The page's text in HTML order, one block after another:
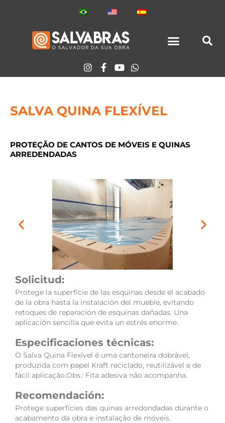
SALVA QUINA FLEXÍVEL
PROTEÇÃO DE CANTOS DE MÓVEIS E QUINAS
ARREDENDADAS
Solicitud:
Protege la superficie de las esquinas desde el acabado
de la obra hasta la instalación del mueble, evitando
retoques de reparación de esquinas dañadas. Una
aplicación sencilla que evita un estrés enorme.
Especificaciones técnicas:
O Salva Quina Flexível é uma cantoneira dobrável,
produzida com papel Kraft reciclado, reutilizável e de
fácil aplicação.Obs.: Fita adesiva não acompanha.
Recomendación:
Protege superfícies das quinas arredondadas durante o
acabamento da obra e instalação de móveis.